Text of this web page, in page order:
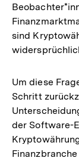
sind
Um diese
Schritt
der Software-